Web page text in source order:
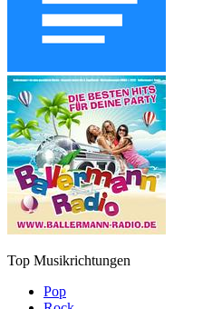
Top Musikrichtungen
Pop